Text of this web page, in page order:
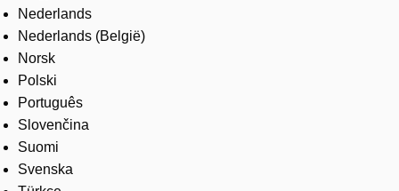
Nederlands
Nederlands (België)
Norsk
Polski
Português
Slovenčina
Suomi
Svenska